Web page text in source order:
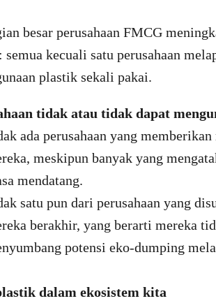
besar perusahaan FMCG
semua kecuali satu perusahaan
plastik sekali pakai.
tidak atau tidak dapat
ada perusahaan yang
meskipun banyak yang
mendatang.
satu pun dari perusahaan yang
berakhir, yang berarti mereka
potensi eko-dumping
dalam ekosistem kita